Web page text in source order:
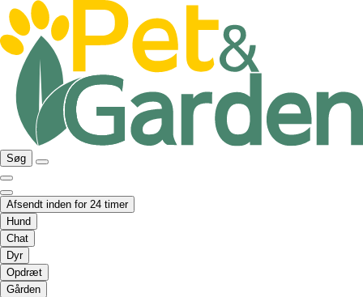
Søg
Afsendt inden for 24 timer
Hund
Chat
Dyr
Opdræt
Gården